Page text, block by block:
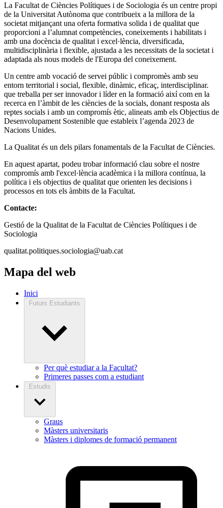
La Facultat de Ciències Polítiques i de Sociologia és un centre propi
de la Universitat Autònoma que contribueix a la millora de la
societat mitjançant una oferta formativa solida i de qualitat que
proporcioni a l’alumnat competències, coneixements i habilitats i
amb una docència de qualitat i excel·lència, diversificada,
multidisciplinària i flexible, ajustada a les necessitats de la societat i
adaptada als nous models de l'Europa del coneixement.
Un centre amb vocació de servei públic i compromès amb seu
entorn territorial i social, flexible, dinàmic, eficaç, interdisciplinar.
que treballa per ser innovador i líder en la formació així com en la
recerca en l’àmbit de les ciències de la socials, donant resposta als
reptes socials i amb un compromís ètic, alineats amb els Objectius de
Desenvolupament Sostenible que estableix l’agenda 2023 de
Nacions Unides.
La Qualitat és un dels pilars fonamentals de la Facultat de Ciències.
En aquest apartat, podeu trobar informació clau sobre el nostre
compromís amb l'excel·lència acadèmica i la millora contínua, la
política i els objectius de qualitat que orienten les decisions i
processos en tots els àmbits de la Facultat.
Contacte:
Gestió de la Qualitat de la Facultat de Ciències Polítiques i de
Sociologia
qualitat.politiques.sociologia@uab.cat
Mapa del web
Inici
Futurs Estudiants
Per què estudiar a la Facultat?
Primeres passes com a estudiant
Estudis
Graus
Màsters universitaris
Màsters i diplomes de formació permanent